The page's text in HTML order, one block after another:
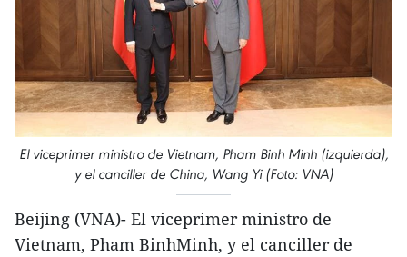
El viceprimer ministro de Vietnam, Pham Binh Minh (izquierda),
y el canciller de China, Wang Yi (Foto: VNA)
Beijing (VNA)- El viceprimer ministro de
Vietnam, Pham BinhMinh, y el canciller de